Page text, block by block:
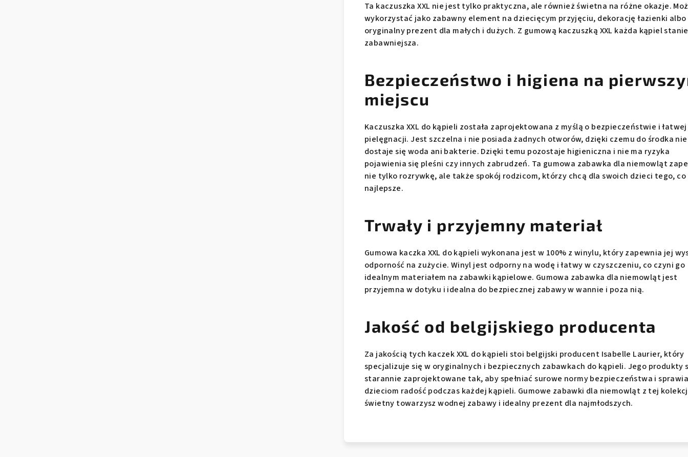
Ta kaczuszka XXL nie jest tylko praktyczna, ale również świetna na różne okazje.
wykorzystać jako zabawny element na dziecięcym przyjęciu, dekorację łazienki albo
oryginalny prezent dla małych i dużych. Z gumową kaczuszką XXL każda kąpiel
zabawniejsza.
Bezpieczeństwo i higiena na
miejscu
Kaczuszka XXL do kąpieli została zaprojektowana z myślą o bezpieczeństwie i łatwej
pielęgnacji. Jest szczelna i nie posiada żadnych otworów, dzięki czemu do środka nie
dostaje się woda ani bakterie. Dzięki temu pozostaje higieniczna i nie ma ryzyka
pojawienia się pleśni czy innych zabrudzeń. Ta gumowa zabawka dla niemowląt
nie tylko rozrywkę, ale także spokój rodzicom, którzy chcą dla swoich dzieci tego, co
najlepsze.
Trwały i przyjemny materiał
Gumowa kaczka XXL do kąpieli wykonana jest w 100% z winylu, który zapewnia jej
odporność na zużycie. Winyl jest odporny na wodę i łatwy w czyszczeniu, co czyni go
idealnym materiałem na zabawki kąpielowe. Gumowa zabawka dla niemowląt jest
przyjemna w dotyku i idealna do bezpiecznej zabawy w wannie i poza nią.
Jakość od belgijskiego producenta
Za jakością tych kaczek XXL do kąpieli stoi belgijski producent Isabelle Laurier, który
specjalizuje się w oryginalnych i bezpiecznych zabawkach do kąpieli. Jego produkty
starannie zaprojektowane tak, aby spełniać surowe normy bezpieczeństwa i
dzieciom radość podczas każdej kąpieli. Gumowe zabawki dla niemowląt z tej
świetny towarzysz wodnej zabawy i idealny prezent dla najmłodszych.